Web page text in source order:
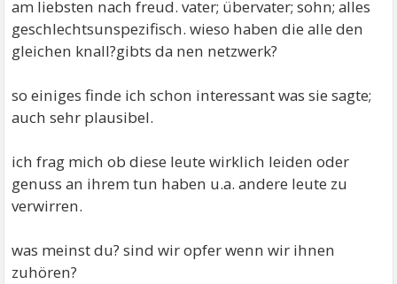
am liebsten nach freud. vater; übervater; sohn; alles
geschlechtsunspezifisch. wieso haben die alle den
gleichen knall?gibts da nen netzwerk?
so einiges finde ich schon interessant was sie sagte;
auch sehr plausibel.
ich frag mich ob diese leute wirklich leiden oder
genuss an ihrem tun haben u.a. andere leute zu
verwirren.
was meinst du? sind wir opfer wenn wir ihnen
zuhören?